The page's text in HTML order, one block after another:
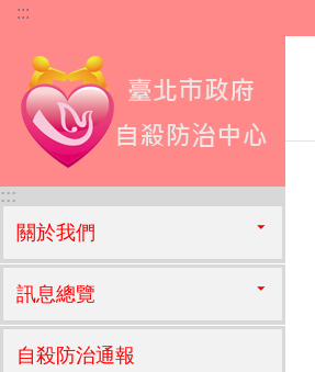
跳到主要內容區塊
:::
:::
關於我們
訊息總覽
自殺防治通報